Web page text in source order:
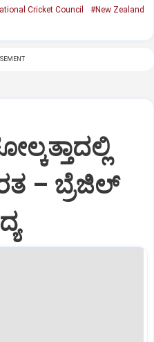
Cricket Council
#New Zealand
– ಬ್ರೆಜಿಲ್